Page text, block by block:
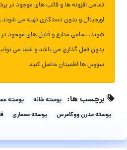
تمامی افزونه ها و قالب های موجود در
اورجینال و بدون دستکاری تهیه می
شوند. تمامی منابع و فایل های موجود
بدون قفل گذاری می باشد و شما می
سورس ها اطمینان حاصل کنید
برچسب ها: پوسته خانه
پوسته
پوسته مدرن ووکامرس
پوسته معماری